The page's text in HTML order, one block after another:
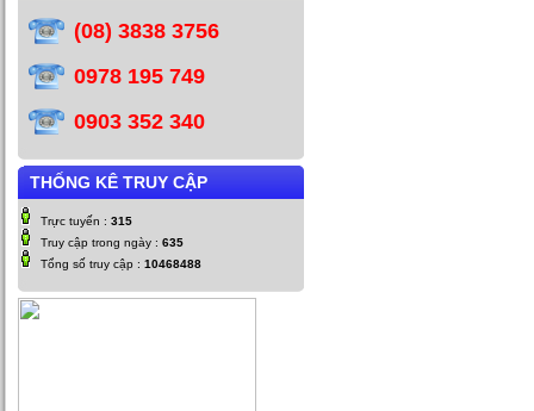
(08) 3838 3756
0978 195 749
0903 352 340
THỐNG KÊ TRUY CẬP
Trực tuyến : 315
Truy cập trong ngày : 635
Tổng số truy cập : 10468488